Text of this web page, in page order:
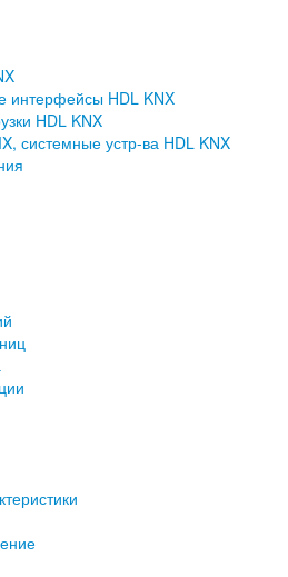
интерфейсы HDL KNX
HDL KNX
системные устр-ва HDL KNX